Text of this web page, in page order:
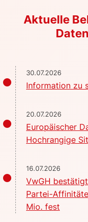
Aktuelle
30.07.2026
Information zu
20.07.2026
Europäischer
Hochrangige
16.07.2026
VwGH
Partei-
Mio. fest